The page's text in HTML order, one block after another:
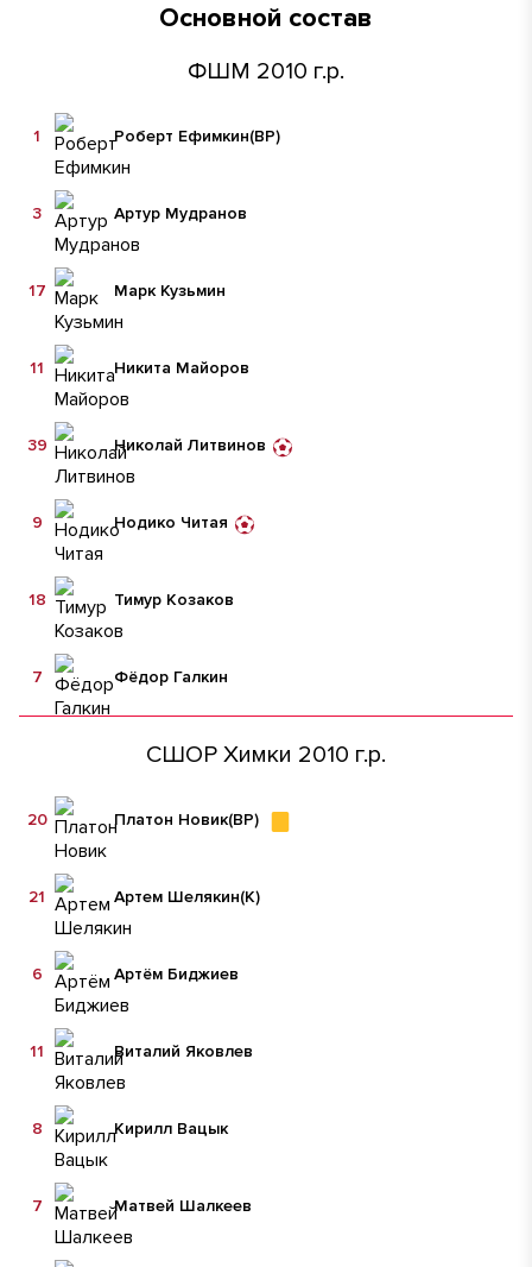
Основной состав
ФШМ 2010 г.р.
Роберт Ефимкин(ВР)
1
Артур Мудранов
3
Марк Кузьмин
17
Никита Майоров
11
Николай Литвинов
39
Нодико Читая
9
Тимур Козаков
18
Фёдор Галкин
7
СШОР Химки 2010 г.р.
Платон Новик(ВР)
20
Артем Шелякин(К)
21
Артём Биджиев
6
Виталий Яковлев
11
Кирилл Вацык
8
Матвей Шалкеев
7